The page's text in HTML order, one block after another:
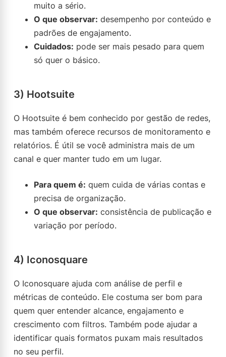
muito a sério.
O que observar: desempenho por conteúdo e
padrões de engajamento.
Cuidados: pode ser mais pesado para quem
só quer o básico.
3) Hootsuite
O Hootsuite é bem conhecido por gestão de redes,
mas também oferece recursos de monitoramento e
relatórios. É útil se você administra mais de um
canal e quer manter tudo em um lugar.
Para quem é: quem cuida de várias contas e
precisa de organização.
O que observar: consistência de publicação e
variação por período.
4) Iconosquare
O Iconosquare ajuda com análise de perfil e
métricas de conteúdo. Ele costuma ser bom para
quem quer entender alcance, engajamento e
crescimento com filtros. Também pode ajudar a
identificar quais formatos puxam mais resultados
no seu perfil.